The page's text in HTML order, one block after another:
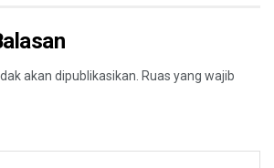
akan dipublikasikan. Ruas yang wajib